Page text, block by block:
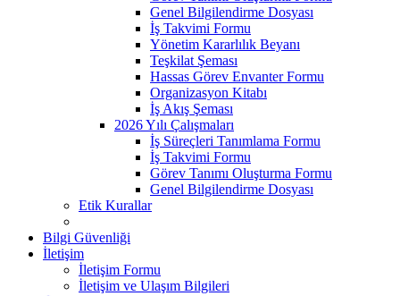
Genel Bilgilendirme Dosyası
İş Takvimi Formu
Yönetim Kararlılık Beyanı
Teşkilat Şeması
Hassas Görev Envanter Formu
Organizasyon Kitabı
İş Akış Şeması
2026 Yılı Çalışmaları
İş Süreçleri Tanımlama Formu
İş Takvimi Formu
Görev Tanımı Oluşturma Formu
Genel Bilgilendirme Dosyası
Etik Kurallar
Bilgi Güvenliği
İletişim
İletişim Formu
İletişim ve Ulaşım Bilgileri